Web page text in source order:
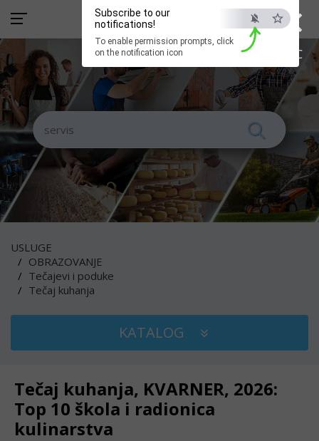
×
ESC
Subscribe to our
notifications!
To enable permission prompts, click
on the notification icon
USLUGE
OBRAZOVANJE
Tečajevi i poduke
Tečaj kuhanja
KATALOG
Tečaj kuhanja, KVARNER, 2026:
Top 10 škola i radionica
kulinarstva